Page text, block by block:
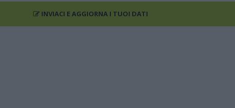
INVIACI E AGGIORNA I TUOI DATI